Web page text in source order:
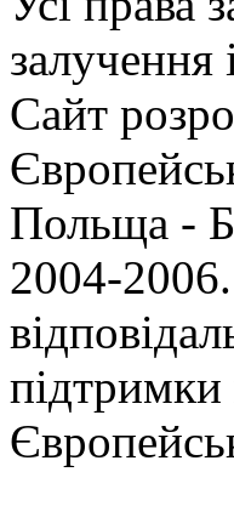
залучення
Сайт
Польща -
2004-2006.
підтримки